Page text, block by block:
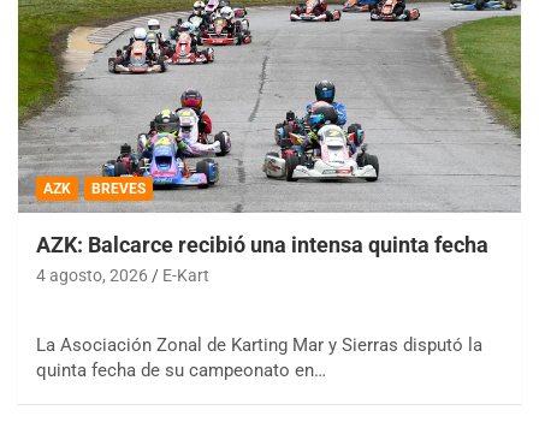
AZK BREVES
AZK: Balcarce recibió una intensa quinta fecha
4 agosto, 2026 E-Kart
La Asociación Zonal de Karting Mar y Sierras disputó la
quinta fecha de su campeonato en…